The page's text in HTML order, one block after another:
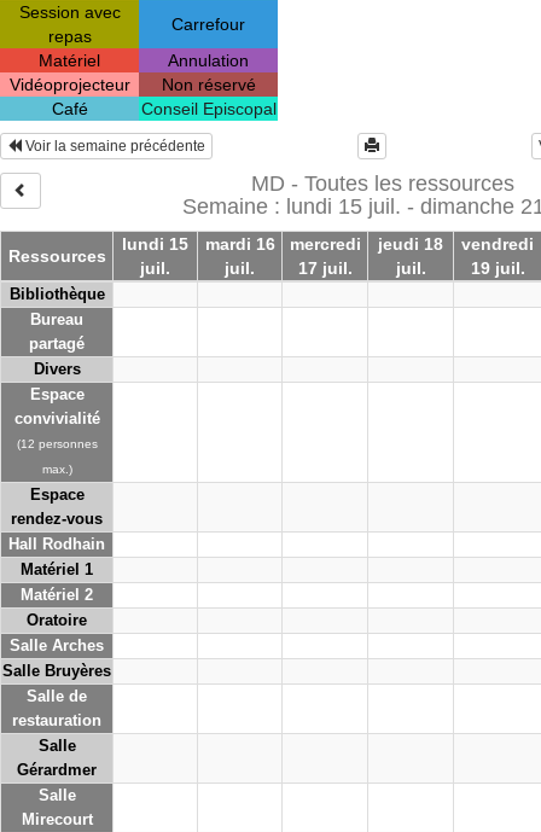
Session avec
repas
Carrefour
Matériel
Annulation
Vidéoprojecteur
Non réservé
Café
Conseil Episcopal
Voir la semaine précédente
MD - Toutes les ressources
Semaine : lundi 15 juil. - dimanche
Ressources
lundi 15
juil.
mardi 16
juil.
mercredi
17 juil.
jeudi 18
juil.
vendredi
19 juil.
Bibliothèque
Bureau
partagé
Divers
Espace
convivialité
(12 personnes
max.)
Espace
rendez-vous
Hall Rodhain
Matériel 1
Matériel 2
Oratoire
Salle Arches
Salle Bruyères
Salle de
restauration
Salle
Gérardmer
Salle
Mirecourt